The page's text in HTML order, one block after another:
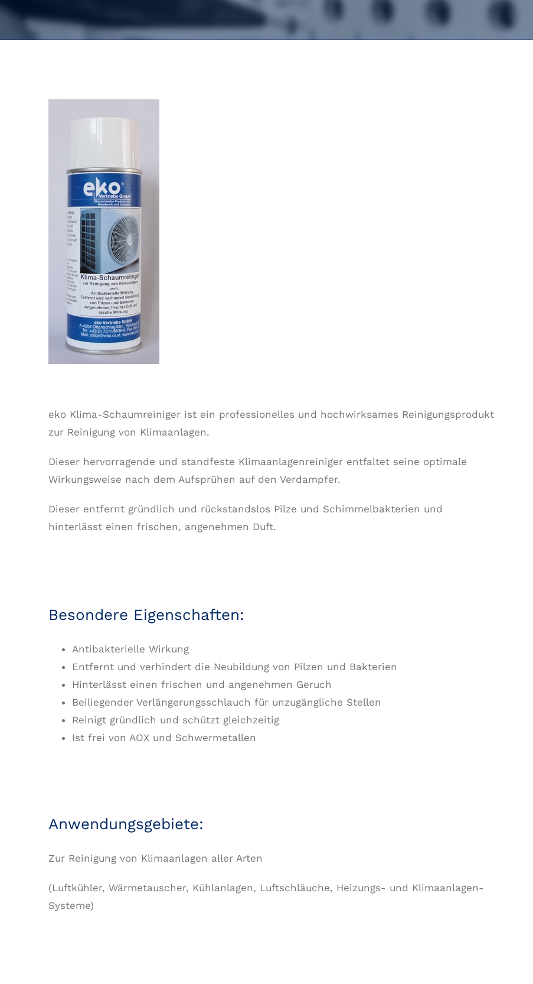
eko Klima-Schaumreiniger ist ein professionelles und hochwirksames Reinigungsprodukt
zur Reinigung von Klimaanlagen.
Dieser hervorragende und standfeste Klimaanlagenreiniger entfaltet seine optimale
Wirkungsweise nach dem Aufsprühen auf den Verdampfer.
Dieser entfernt gründlich und rückstandslos Pilze und Schimmelbakterien und
hinterlässt einen frischen, angenehmen Duft.
Besondere Eigenschaften:
Antibakterielle Wirkung
Entfernt und verhindert die Neubildung von Pilzen und Bakterien
Hinterlässt einen frischen und angenehmen Geruch
Beiliegender Verlängerungsschlauch für unzugängliche Stellen
Reinigt gründlich und schützt gleichzeitig
Ist frei von AOX und Schwermetallen
Anwendungsgebiete:
Zur Reinigung von Klimaanlagen aller Arten
(Luftkühler, Wärmetauscher, Kühlanlagen, Luftschläuche, Heizungs- und Klimaanlagen-
Systeme)